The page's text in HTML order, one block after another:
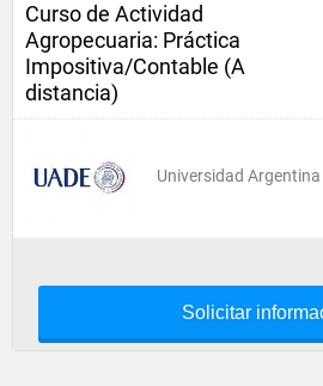
Curso de Actividad
Agropecuaria: Práctica
Impositiva/Contable (A
distancia)
Universidad
Solicitar